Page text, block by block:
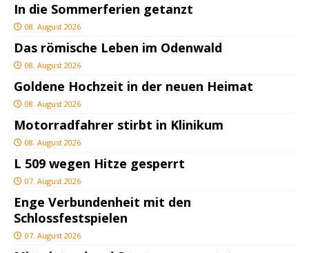
In die Sommerferien getanzt
08. August 2026
Das römische Leben im Odenwald
08. August 2026
Goldene Hochzeit in der neuen Heimat
08. August 2026
Motorradfahrer stirbt in Klinikum
08. August 2026
L 509 wegen Hitze gesperrt
07. August 2026
Enge Verbundenheit mit den
Schlossfestspielen
07. August 2026